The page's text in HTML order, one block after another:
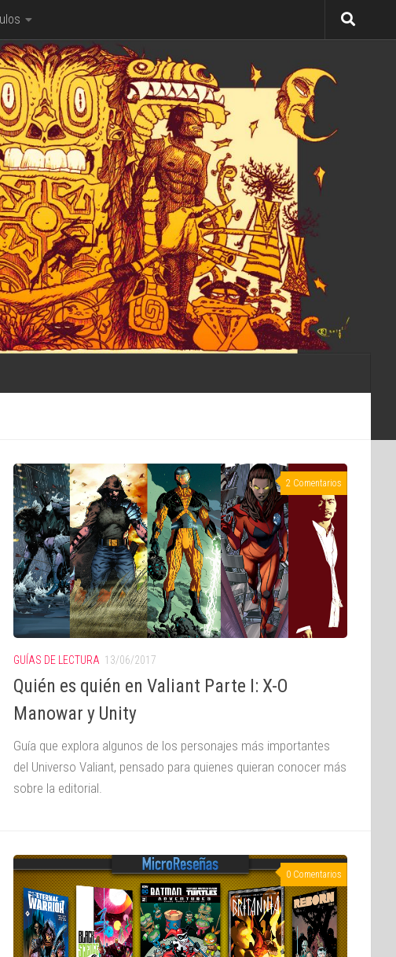
2 Comentarios
GUÍAS DE LECTURA 13/06/2017
Quién es quién en Valiant Parte I: X-O
Manowar y Unity
Guía que explora algunos de los personajes más importantes
del Universo Valiant, pensado para quienes quieran conocer más
sobre la editorial.
0 Comentarios